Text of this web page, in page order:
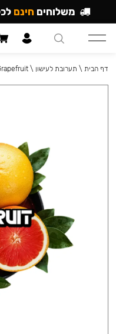
דף הבית \ תערובת לעישון \
משלוחים חינם